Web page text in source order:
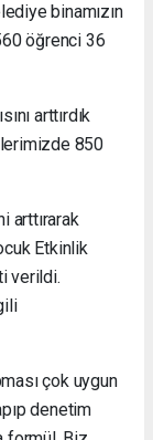
binamızın
öğrenci 36
arttırdık
850
arttırarak
Etkinlik
verildi.
çok uygun
denetim